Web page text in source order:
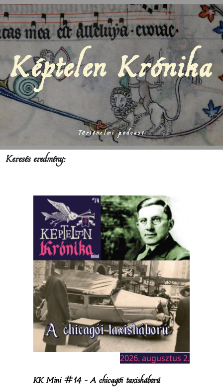
Képtelen Krónika
Történelmi podcast
Keresés eredmény:
2026. augusztus 2.
KK Mini #14 – A chicagói taxisháború